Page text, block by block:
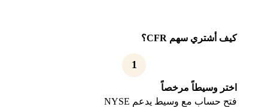
كيف أشتري سهم CFR؟
1
اختر وسيطاً مرخصاً
فتح حساب مع وسيط يدعم NYSE